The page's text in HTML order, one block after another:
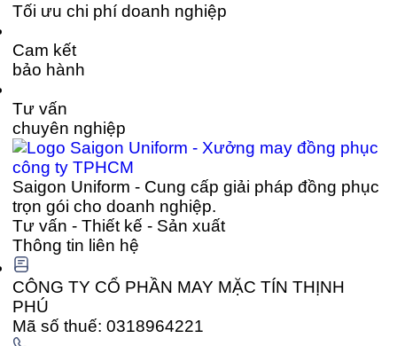
Tối ưu chi phí doanh nghiệp
Cam kết
bảo hành
Tư vấn
chuyên nghiệp
Saigon Uniform - Cung cấp giải pháp đồng phục
trọn gói cho doanh nghiệp.
Tư vấn - Thiết kế - Sản xuất
Thông tin liên hệ
CÔNG TY CỔ PHẦN MAY MẶC TÍN THỊNH
PHÚ
Mã số thuế: 0318964221